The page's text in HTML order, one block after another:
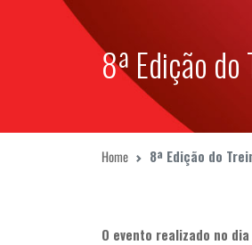
8ª Edição
Home 8ª Edição do
O evento realizado no